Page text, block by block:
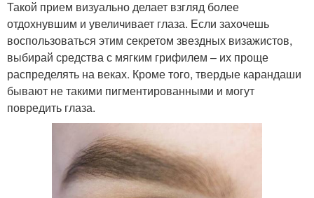
Такой прием визуально делает взгляд более
отдохнувшим и увеличивает глаза. Если захочешь
воспользоваться этим секретом звездных визажистов,
выбирай средства с мягким грифилем – их проще
распределять на веках. Кроме того, твердые карандаши
бывают не такими пигментированными и могут
повредить глаза.